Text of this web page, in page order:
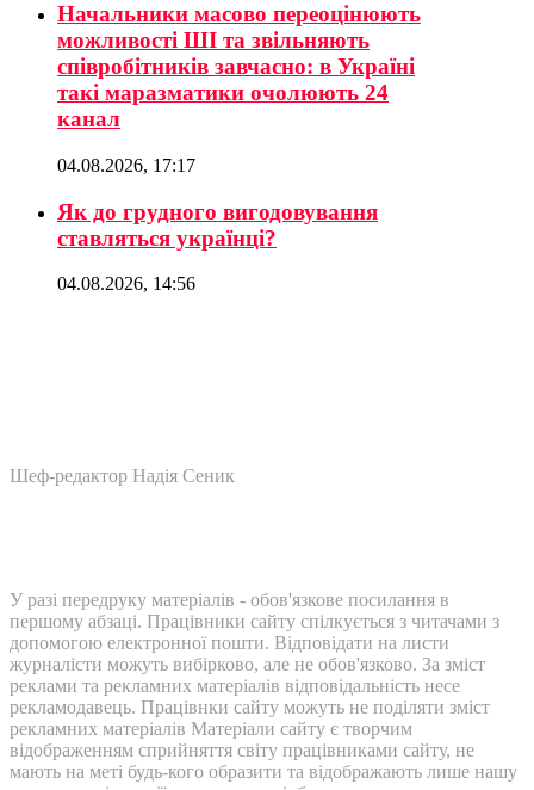
Начальники масово переоцінюють
можливості ШІ та звільняють
співробітників завчасно: в Україні
такі маразматики очолюють 24
канал
04.08.2026, 17:17
Як до грудного вигодовування
ставляться українці?
04.08.2026, 14:56
Шеф-редактор Надія Сеник
У разі передруку матеріалів - обов'язкове посилання в
першому абзаці. Працівники сайту спілкується з читачами з
допомогою електронної пошти. Відповідати на листи
журналісти можуть вибірково, але не обов'язково. За зміст
реклами та рекламних матеріалів відповідальність несе
рекламодавець. Працівнки сайту можуть не поділяти зміст
рекламних матеріалів Матеріали сайту є творчим
відображенням сприйняття світу працівниками сайту, не
мають на меті будь-кого образити та відображають лише нашу